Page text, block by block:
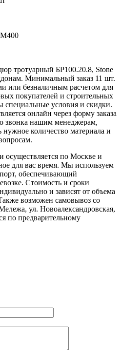
М400
тротуарный БР100.20.8, Stone
Минимальный заказ 11 шт.
или безналичным расчетом для
покупателей и строительных
специальные условия и скидки.
онлайн через форму заказа
звонка нашим менеджерам,
нужное количество материала и
осуществляется по Москве и
для вас время. Мы используем
обеспечивающий
Стоимость и сроки
и зависят от объема
возможен самовывоз со
ул. Новоалександровская,
по предварительному